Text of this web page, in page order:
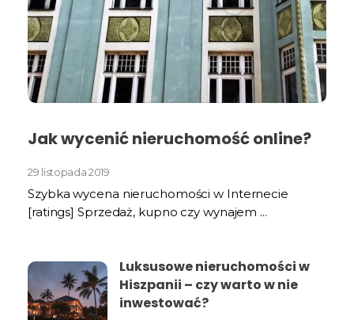
Jak wycenić nieruchomość online?
29 listopada 2019
Szybka wycena nieruchomości w Internecie
[ratings] Sprzedaż, kupno czy wynajem ...
Luksusowe nieruchomości w
Hiszpanii – czy warto w nie
inwestować?